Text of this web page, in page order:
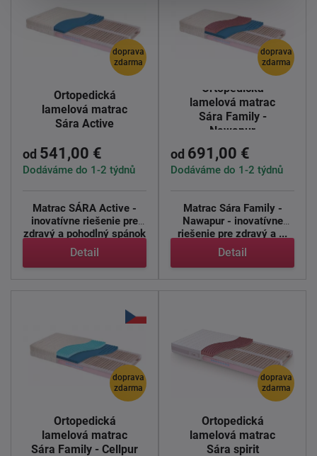
doprava
zdarma
Ortopedická
lamelová matrac
Sára Active
od 541,00 €
Dodáváme do 1-2 týdnů
Matrac SÁRA Active -
inovatívne riešenie pre
zdravý a pohodlný spánok
...
Detail
doprava
zdarma
Ortopedická
lamelová matrac
Sára Family -
Nawapur
od 691,00 €
Dodáváme do 1-2 týdnů
Matrac Sára Family -
Nawapur - inovatívne
riešenie pre zdravý a ...
Detail
doprava
zdarma
Ortopedická
lamelová matrac
Sára Family - Cellpur
doprava
zdarma
Ortopedická
lamelová matrac
Sára spirit